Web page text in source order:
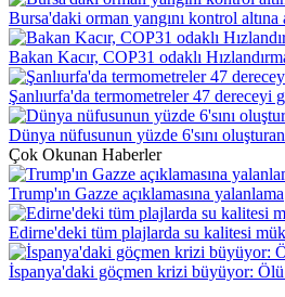
Bursa'daki orman yangını kontrol altına
Bakan Kacır, COP31 odaklı
Şanlıurfa'da termometreler 47 dereceyi
Dünya nüfusunun yüzde 6'sını
Çok Okunan Haberler
Trump'ın Gazze açıklamasına yalanlama
Edirne'deki tüm plajlarda su kalitesi
İspanya'daki göçmen krizi büyüyor: Ölü